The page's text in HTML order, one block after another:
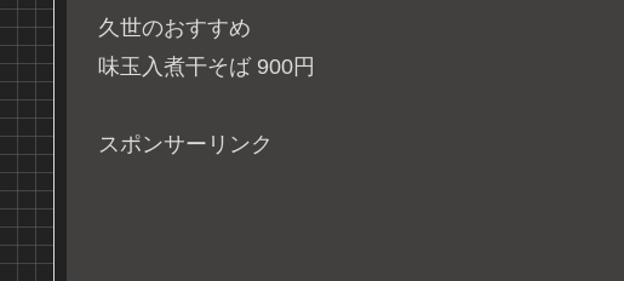
久世のおすすめ
味玉入煮干そば 900円
スポンサーリンク